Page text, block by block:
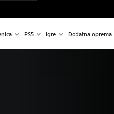
PS5 Igre Dodatna oprema